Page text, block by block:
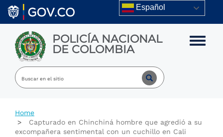
Skip to main content Español
POLICÍA NACIONAL
DE COLOMBIA Toggle
Home
Capturado en Chinchiná hombre que agredió a su
excompañera sentimental con un cuchillo en Cali